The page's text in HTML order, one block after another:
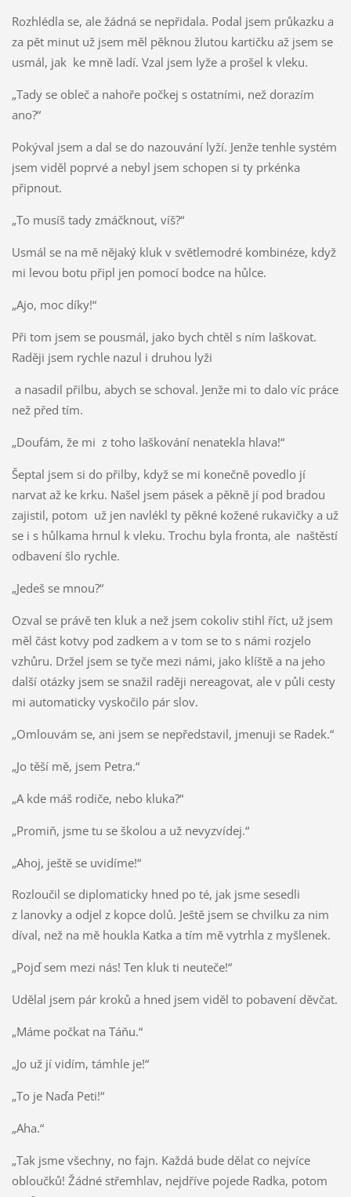
Rozhlédla se, ale žádná se nepřidala. Podal jsem průkazku a
za pět minut už jsem měl pěknou žlutou kartičku až jsem se
usmál, jak ke mně ladí. Vzal jsem lyže a prošel k vleku.
„Tady se obleč a nahoře počkej s ostatními, než dorazím
ano?“
Pokýval jsem a dal se do nazouvání lyží. Jenže tenhle systém
jsem viděl poprvé a nebyl jsem schopen si ty prkénka
připnout.
„To musíš tady zmáčknout, víš?“
Usmál se na mě nějaký kluk v světlemodré kombinéze, když
mi levou botu připl jen pomocí bodce na hůlce.
„Ajo, moc díky!“
Při tom jsem se pousmál, jako bych chtěl s ním laškovat.
Raději jsem rychle nazul i druhou lyži
a nasadil přilbu, abych se schoval. Jenže mi to dalo víc práce
než před tím.
„Doufám, že mi z toho laškování nenatekla hlava!“
Šeptal jsem si do přilby, když se mi konečně povedlo jí
narvat až ke krku. Našel jsem pásek a pěkně jí pod bradou
zajistil, potom už jen navlékl ty pěkné kožené rukavičky a už
se i s hůlkama hrnul k vleku. Trochu byla fronta, ale naštěstí
odbavení šlo rychle.
„Jedeš se mnou?“
Ozval se právě ten kluk a než jsem cokoliv stihl říct, už jsem
měl část kotvy pod zadkem a v tom se to s námi rozjelo
vzhůru. Držel jsem se tyče mezi námi, jako klíště a na jeho
další otázky jsem se snažil raději nereagovat, ale v půli cesty
mi automaticky vyskočilo pár slov.
„Omlouvám se, ani jsem se nepředstavil, jmenuji se Radek.“
„Jo těší mě, jsem Petra.“
„A kde máš rodiče, nebo kluka?“
„Promiň, jsme tu se školou a už nevyzvídej.“
„Ahoj, ještě se uvidíme!“
Rozloučil se diplomaticky hned po té, jak jsme sesedli
z lanovky a odjel z kopce dolů. Ještě jsem se chvilku za nim
díval, než na mě houkla Katka a tím mě vytrhla z myšlenek.
„Pojď sem mezi nás! Ten kluk ti neuteče!“
Udělal jsem pár kroků a hned jsem viděl to pobavení děvčat.
„Máme počkat na Táňu.“
„Jo už jí vidím, támhle je!“
„To je Naďa Peti!“
„Aha.“
„Tak jsme všechny, no fajn. Každá bude dělat co nejvíce
obloučků! Žádné střemhlav, nejdříve pojede Radka, potom